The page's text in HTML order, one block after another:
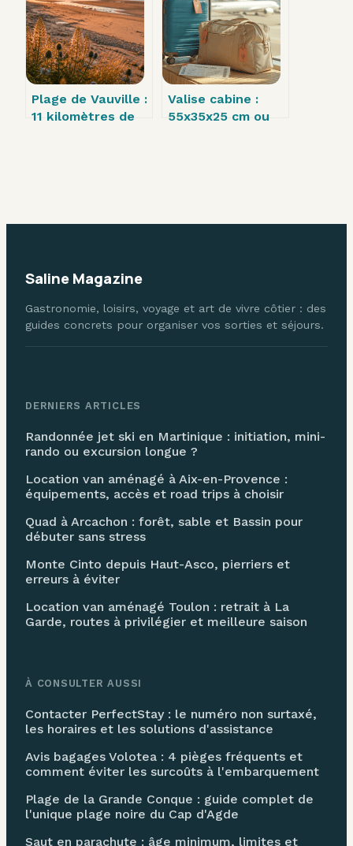
du littoral
Plage de Vauville :
11 kilomètres de
Valise cabine :
55x35x25 cm ou
Saline Magazine
Gastronomie, loisirs, voyage et art de vivre côtier : des
guides concrets pour organiser vos sorties et séjours.
DERNIERS ARTICLES
Randonnée jet ski en Martinique : initiation, mini-
rando ou excursion longue ?
Location van aménagé à Aix-en-Provence :
équipements, accès et road trips à choisir
Quad à Arcachon : forêt, sable et Bassin pour
débuter sans stress
Monte Cinto depuis Haut-Asco, pierriers et
erreurs à éviter
Location van aménagé Toulon : retrait à La
Garde, routes à privilégier et meilleure saison
À CONSULTER AUSSI
Contacter PerfectStay : le numéro non surtaxé,
les horaires et les solutions d'assistance
Avis bagages Volotea : 4 pièges fréquents et
comment éviter les surcoûts à l'embarquement
Plage de la Grande Conque : guide complet de
l'unique plage noire du Cap d'Agde
Saut en parachute : âge minimum, limites et